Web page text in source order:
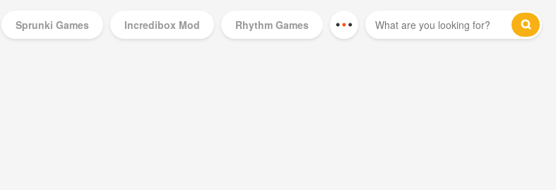
Sprunki Games Incredibox Mod Rhythm Games